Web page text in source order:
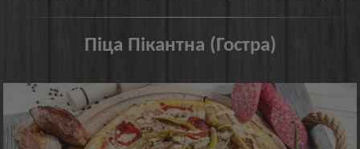
Піца Пікантна (Гостра)